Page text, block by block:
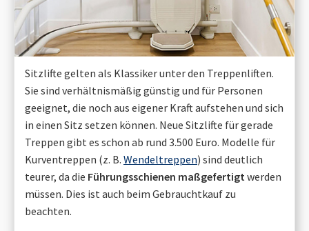
Sitzlifte gelten als Klassiker unter den Treppenliften.
Sie sind verhältnismäßig günstig und für Personen
geeignet, die noch aus eigener Kraft aufstehen und sich
in einen Sitz setzen können. Neue Sitzlifte für gerade
Treppen gibt es schon ab rund 3.500 Euro. Modelle für
Kurventreppen (z. B. Wendeltreppen) sind deutlich
teurer, da die Führungsschienen maßgefertigt werden
müssen. Dies ist auch beim Gebrauchtkauf zu
beachten.